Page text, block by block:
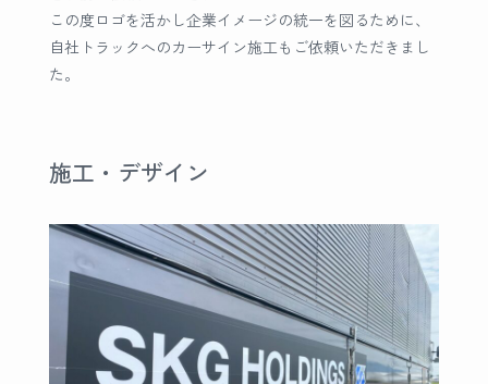
この度ロゴを活かし企業イメージの統一を図るために、
自社トラックへのカーサイン施工もご依頼いただきまし
た。
施工・デザイン